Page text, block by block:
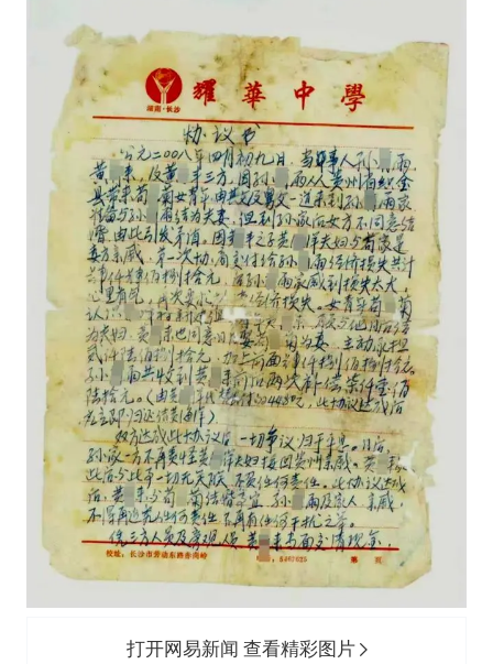
打开网易新闻 查看精彩图片